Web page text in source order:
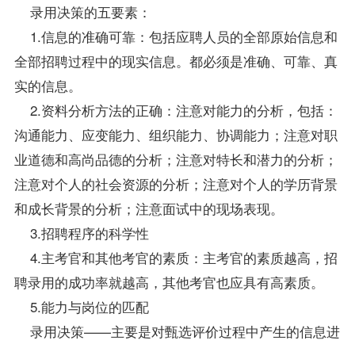
录用决策的五要素：
1.信息的准确可靠：包括应聘人员的全部原始信息和
全部招聘过程中的现实信息。都必须是准确、可靠、真
实的信息。
2.资料分析方法的正确：注意对能力的分析，包括：
沟通能力、应变能力、组织能力、协调能力；注意对职
业道德和高尚品德的分析；注意对特长和潜力的分析；
注意对个人的社会资源的分析；注意对个人的学历背景
和成长背景的分析；注意面试中的现场表现。
3.招聘程序的科学性
4.主考官和其他考官的素质：主考官的素质越高，招
聘录用的成功率就越高，其他考官也应具有高素质。
5.能力与岗位的匹配
录用决策——主要是对甄选评价过程中产生的信息进